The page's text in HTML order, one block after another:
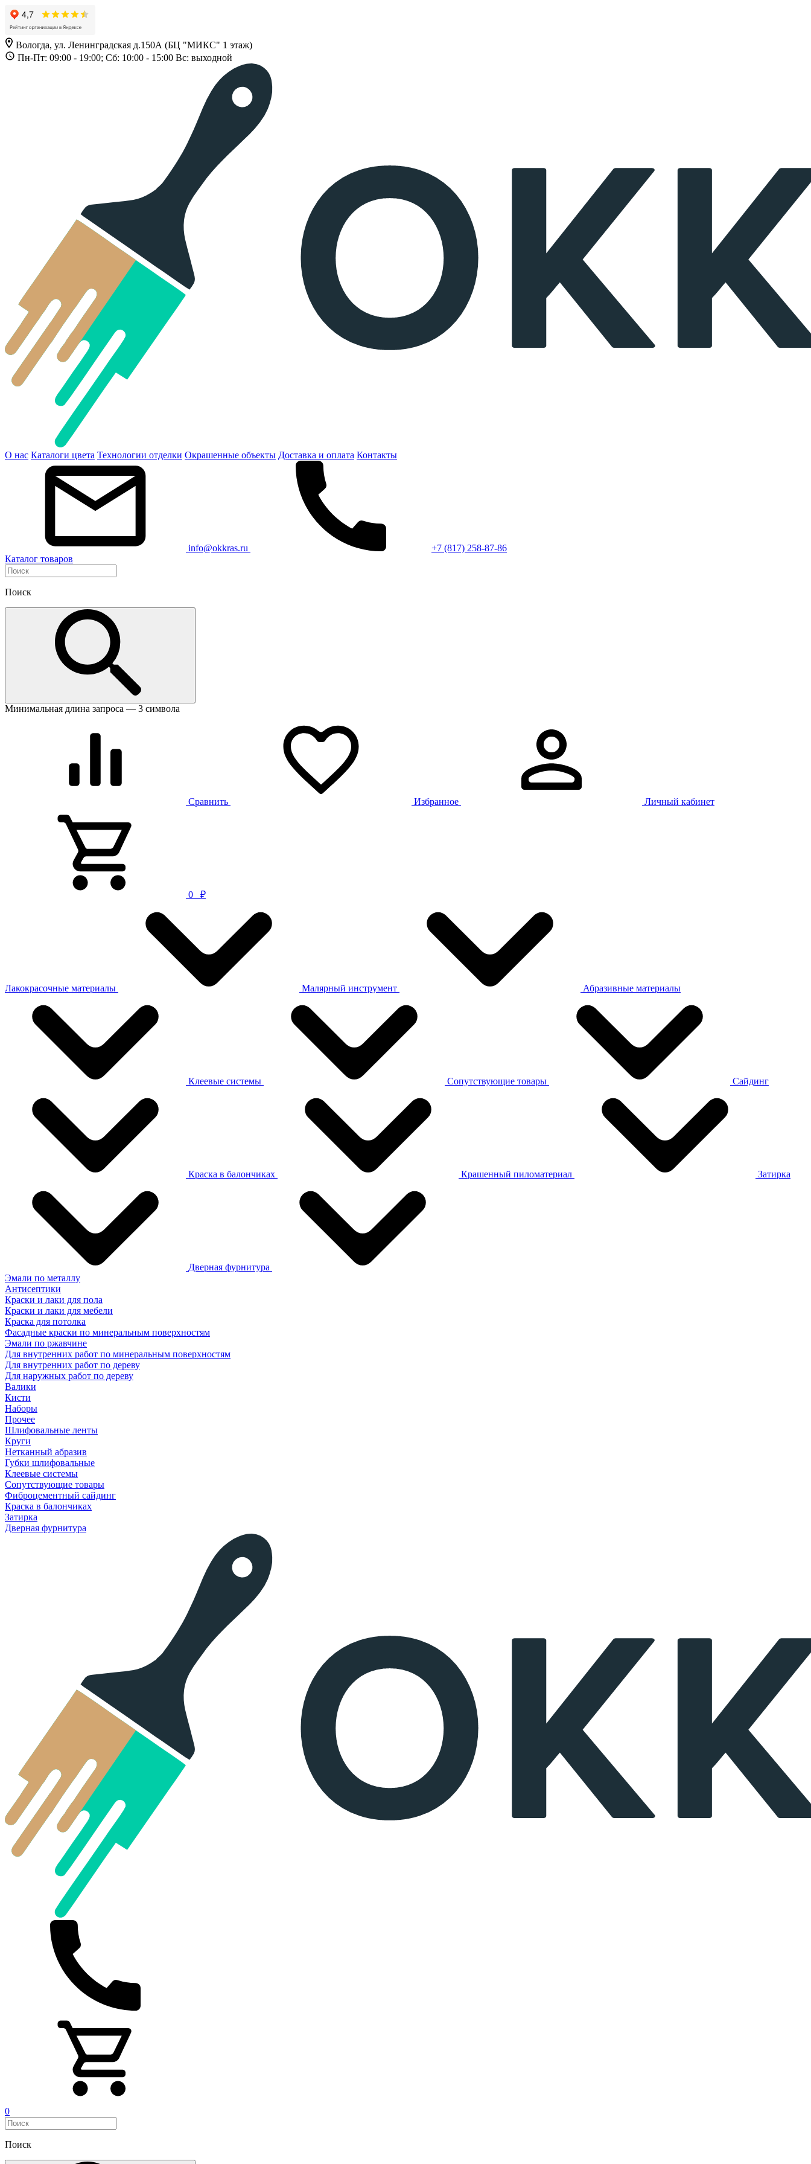
Вологда, ул. Ленинградская д.150А (БЦ "МИКС" 1 этаж)
Пн-Пт: 09:00 - 19:00; Сб: 10:00 - 15:00 Вс: выходной
О нас Каталоги цвета Технологии отделки Окрашенные объекты Доставка и оплата Контакты
info@okkras.ru
+7 (817) 258-87-86
Каталог товаров
Поиск
Минимальная длина запроса — 3 символа
Сравнить Избранное Личный кабинет
0 ₽
Лакокрасочные материалы Малярный инструмент Абразивные материалы
Клеевые системы Сопутствующие товары Сайдинг
Краска в балончиках Крашенный пиломатериал Затирка
Дверная фурнитура
Эмали по металлу
Антисептики
Краски и лаки для пола
Краски и лаки для мебели
Краска для потолка
Фасадные краски по минеральным поверхностям
Эмали по ржавчине
Для внутренних работ по минеральным поверхностям
Для внутренних работ по дереву
Для наружных работ по дереву
Валики
Кисти
Наборы
Прочее
Шлифовальные ленты
Круги
Нетканный абразив
Губки шлифовальные
Клеевые системы
Сопутствующие товары
Фиброцементный сайдинг
Краска в балончиках
Затирка
Дверная фурнитура
0
Поиск